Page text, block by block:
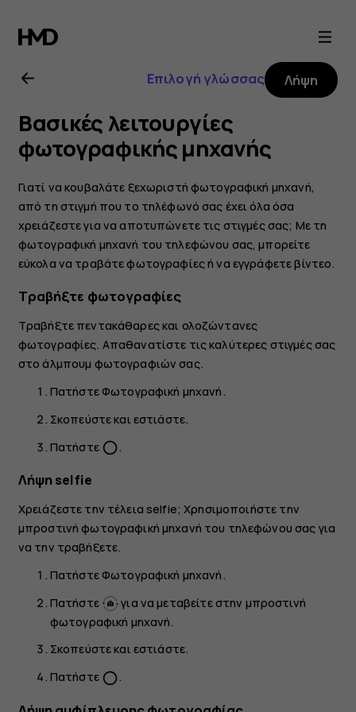
Οδηγίες
χρήσης
Nokia
8.1
Επιλογή γλώσσας Λήψη
Βασικές λειτουργίες
φωτογραφικής μηχανής
Γιατί να κουβαλάτε ξεχωριστή φωτογραφική μηχανή,
από τη στιγμή που το τηλέφωνό σας έχει όλα όσα
χρειάζεστε για να αποτυπώνετε τις στιγμές σας; Με τη
φωτογραφική μηχανή του τηλεφώνου σας, μπορείτε
εύκολα να τραβάτε φωτογραφίες ή να εγγράφετε βίντεο.
Τραβήξτε φωτογραφίες
Τραβήξτε πεντακάθαρες και ολοζώντανες
φωτογραφίες. Απαθανατίστε τις καλύτερες στιγμές σας
στο άλμπουμ φωτογραφιών σας.
ΠατήστεΦωτογραφική μηχανή.
Σκοπεύστε και εστιάστε.
Πατήστε panorama_fish_eye.
Λήψη selfie
Χρειάζεστε την τέλεια selfie; Χρησιμοποιήστε την
μπροστινή φωτογραφική μηχανή του τηλεφώνου σας για
να την τραβήξετε.
ΠατήστεΦωτογραφική μηχανή.
Πατήστε
για να μεταβείτε στην μπροστινή
φωτογραφική μηχανή.
Σκοπεύστε και εστιάστε.
Πατήστε panorama_fish_eye.